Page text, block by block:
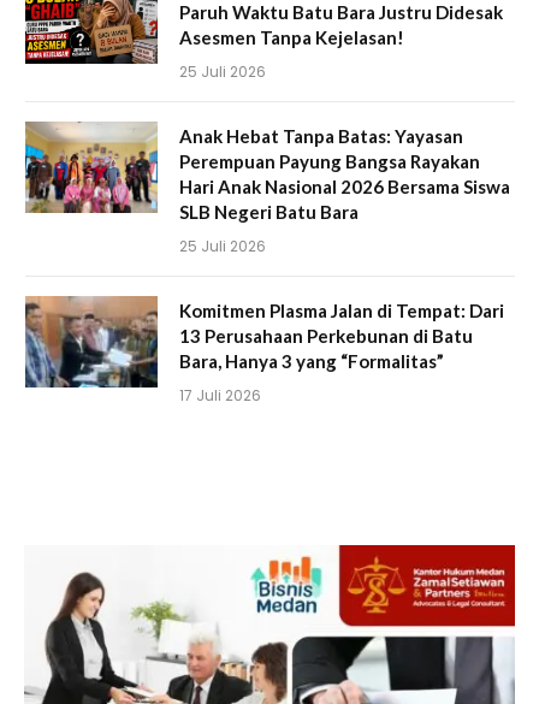
Paruh Waktu Batu Bara Justru Didesak
Asesmen Tanpa Kejelasan!
25 Juli 2026
Anak Hebat Tanpa Batas: Yayasan
Perempuan Payung Bangsa Rayakan
Hari Anak Nasional 2026 Bersama Siswa
SLB Negeri Batu Bara
25 Juli 2026
Komitmen Plasma Jalan di Tempat: Dari
13 Perusahaan Perkebunan di Batu
Bara, Hanya 3 yang “Formalitas”
17 Juli 2026